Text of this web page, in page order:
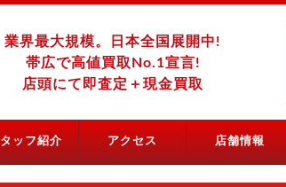
業界最大規模。日本全国展開中!
帯広で高値買取No.1宣言!
店頭にて即査定＋現金買取
ッフ紹介 アクセス 店舗情報